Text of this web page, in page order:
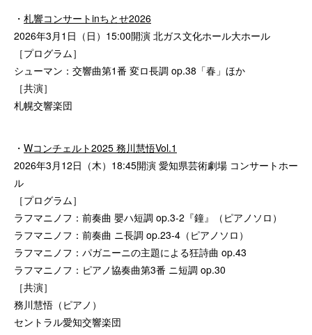
・ 札響コンサートinちとせ2026
2026年3月1日（日）15:00開演 北ガス文化ホール大ホール
［プログラム］
シューマン：交響曲第1番 変ロ長調 op.38「春」ほか
［共演］
札幌交響楽団
・ Wコンチェルト2025 務川慧悟Vol.1
2026年3月12日（木）18:45開演 愛知県芸術劇場 コンサートホー
ル
［プログラム］
ラフマニノフ：前奏曲 嬰ハ短調 op.3-2『鐘』（ピアノソロ）
ラフマニノフ：前奏曲 ニ長調 op.23-4（ピアノソロ）
ラフマニノフ：パガニーニの主題による狂詩曲 op.43
ラフマニノフ：ピアノ協奏曲第3番 ニ短調 op.30
［共演］
務川慧悟（ピアノ）
セントラル愛知交響楽団